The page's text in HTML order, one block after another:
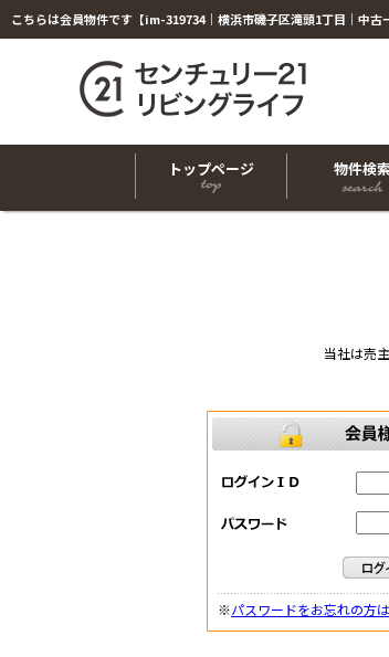
トップページ 物件検索
当社は売
※パスワードをお忘れの方